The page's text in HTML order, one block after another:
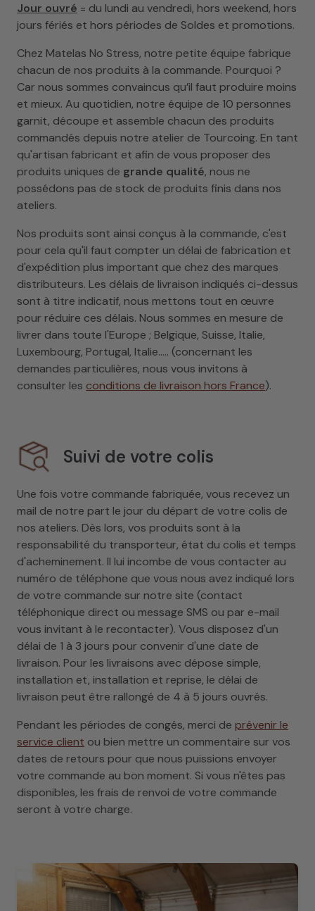
Jour ouvré = du lundi au vendredi, hors weekend, hors
jours fériés et hors périodes de Soldes et promotions.
Chez Matelas No Stress, notre petite équipe fabrique
chacun de nos produits à la commande. Pourquoi ?
Car nous sommes convaincus qu’il faut produire moins
et mieux. Au quotidien, notre équipe de 10 personnes
garnit, découpe et assemble chacun des produits
commandés depuis notre atelier de Tourcoing. En tant
qu'artisan fabricant et afin de vous proposer des
produits uniques de grande qualité, nous ne
possédons pas de stock de produits finis dans nos
ateliers.
Nos produits sont ainsi conçus à la commande, c'est
pour cela qu'il faut compter un délai de fabrication et
d'expédition plus important que chez des marques
distributeurs. Les délais de livraison indiqués ci-dessus
sont à titre indicatif, nous mettons tout en œuvre
pour réduire ces délais. Nous sommes en mesure de
livrer dans toute l'Europe ; Belgique, Suisse, Italie,
Luxembourg, Portugal, Italie..... (concernant les
demandes particulières, nous vous invitons à
consulter les conditions de livraison hors France).
Suivi de votre colis
Une fois votre commande fabriquée, vous recevez un
mail de notre part le jour du départ de votre colis de
nos ateliers. Dès lors, vos produits sont à la
responsabilité du transporteur, état du colis et temps
d'acheminement. Il lui incombe de vous contacter au
numéro de téléphone que vous nous avez indiqué lors
de votre commande sur notre site (contact
téléphonique direct ou message SMS ou par e-mail
vous invitant à le recontacter). Vous disposez d'un
délai de 1 à 3 jours pour convenir d'une date de
livraison. Pour les livraisons avec dépose simple,
installation et, installation et reprise, le délai de
livraison peut être rallongé de 4 à 5 jours ouvrés.
Pendant les périodes de congés, merci de prévenir le
service client ou bien mettre un commentaire sur vos
dates de retours pour que nous puissions envoyer
votre commande au bon moment. Si vous n'êtes pas
disponibles, les frais de renvoi de votre commande
seront à votre charge.